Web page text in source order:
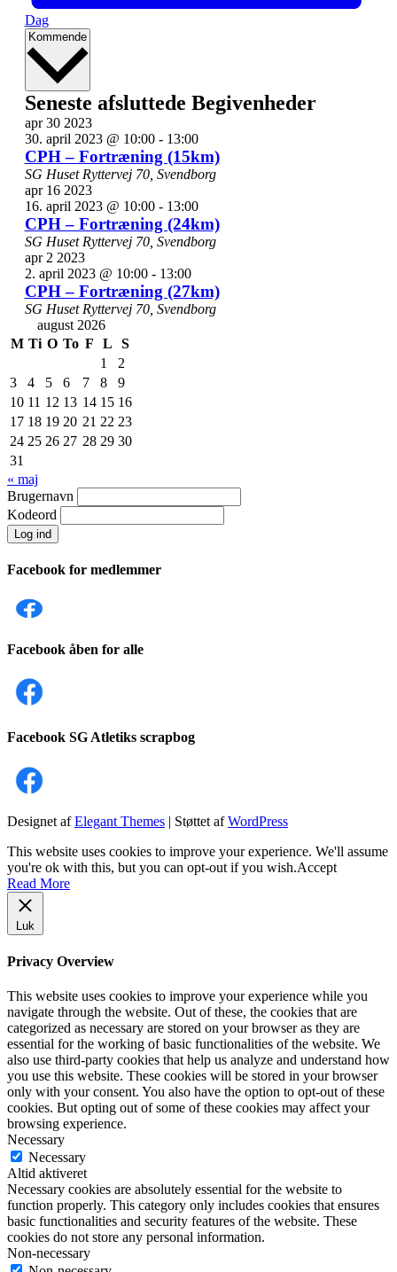
Dag
Kommende Vælg
Seneste afsluttede Begivenheder
apr30 2023
30. april 2023 @ 10:00- 13:00
CPH – Fortræning (15km)
SG Huset Ryttervej 70, Svendborg
apr 16 2023
16. april 2023 @ 10:00- 13:00
CPH – Fortræning (24km)
SG Huset Ryttervej 70, Svendborg
apr 2 2023
2. april 2023 @ 10:00- 13:00
CPH – Fortræning (27km)
SG Huset Ryttervej 70, Svendborg
august 2026
M Ti O To F L
S
1
2
3
4 5 6 7 8
9
10 11 12 13 14 15 16
17 18 19 20 21 22 23
24 25 26 27 28 29 30
31
« maj
Brugernavn
Kodeord
Facebook for medlemmer
Facebook åben for alle
Facebook SG Atletiks scrapbog
Designet afElegant Themes | Støttet afWordPress
This website uses cookies to improve your experience. We'll assume
you're ok with this, but you can opt-out if you wish.Accept
Read More
Luk
Privacy Overview
This website uses cookies to improve your experience while you
navigate through the website. Out of these, the cookies that are
categorized as necessary are stored on your browser as they are
essential for the working of basic functionalities of the website. We
also use third-party cookies that help us analyze and understand how
you use this website. These cookies will be stored in your browser
only with your consent. You also have the option to opt-out of these
cookies. But opting out of some of these cookies may affect your
browsing experience.
Necessary
Necessary
Altid aktiveret
Necessary cookies are absolutely essential for the website to
function properly. This category only includes cookies that ensures
basic functionalities and security features of the website. These
cookies do not store any personal information.
Non-necessary